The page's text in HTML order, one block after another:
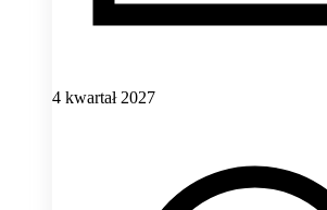
4 kwartał 2027